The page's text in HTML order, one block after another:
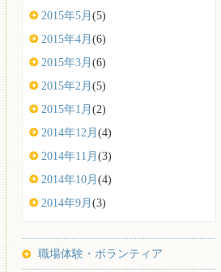
2015年5月 (5)
2015年4月 (6)
2015年3月 (6)
2015年2月 (5)
2015年1月 (2)
2014年12月 (4)
2014年11月 (3)
2014年10月 (4)
2014年9月 (3)
職場体験・ボランティア